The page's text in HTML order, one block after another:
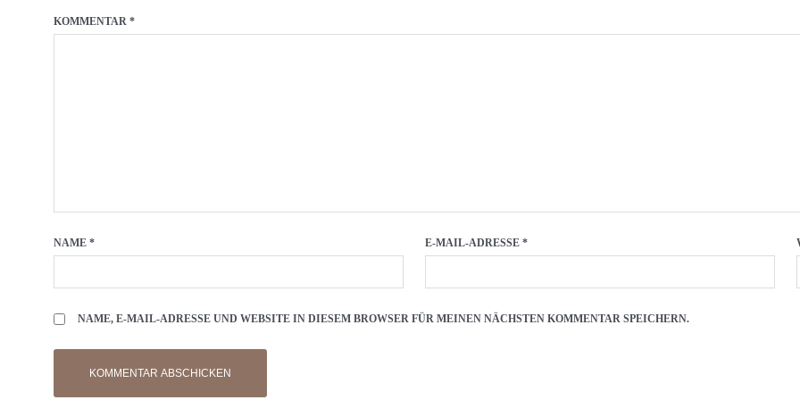
KOMMENTAR *
NAME * E-MAIL-ADRESSE*
NAME, E-MAIL-ADRESSE UND WEBSITE IN DIESEM BROWSER FÜR MEINEN NÄCHSTEN KOMMENTAR SPEICHERN.